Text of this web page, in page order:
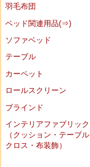
羽毛布団
ベッド関連用品(⇒)
ソファベッド
テーブル
カーペット
ロールスクリーン
ブラインド
インテリアファブリック
（クッション・テーブル
クロス・布装飾）